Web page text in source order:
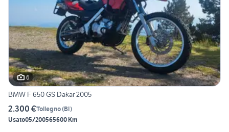
6
BMW F 650 GS Dakar 2005
2.300 €Tollegno(BI)
Usato05/200565600 Km